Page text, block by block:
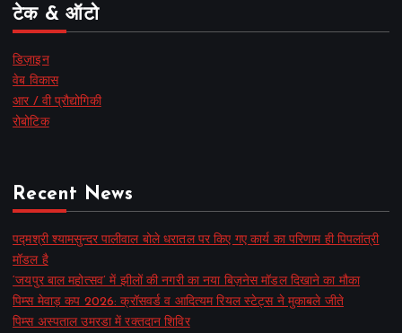
टेक & ऑटो
डिज़ाइन
वेब विकास
आर / वी प्रौद्योगिकी
रोबोटिक
Recent News
पद्मश्री श्यामसुन्दर पालीवाल बोले धरातल पर किए गए कार्य का परिणाम ही पिपलांत्री
मॉडल है
‘जयपुर बाल महोत्सव’ में झीलों की नगरी का नया बिज़नेस मॉडल दिखाने का मौका
पिम्स मेवाड़ कप 2026: क्रॉसवर्ड व आदित्यम रियल स्टेट्स ने मुकाबले जीते
पिम्स अस्पताल उमरडा में रक्तदान शिविर